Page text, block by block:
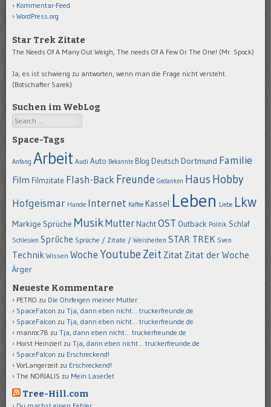
Kommentar-Feed
WordPress.org
Star Trek Zitate
The Needs Of A Many Out Weigh, The needs Of A Few Or The One! (Mr. Spock)
Ja, es ist schwierig zu antworten, wenn man die Frage nicht versteht.
(Botschafter Sarek)
Suchen im WebLog
Search
Space-Tags
Anfang Arbeit Audi Auto Bekannte Blog Deutsch Dortmund Familie
Film Filmzitate Flash-BackFreunde Gedanken Haus Hobby
Hofgeismar Hunde Internet Kaffee Kassel Leben Liebe Lkw
Markige Sprüche MusikMutter NachtOST Outback Politik Schlaf
Schlesien Sprüche Sprüche / Zitate / Weisheiten STAR TREK Sven
Technik Wissen Woche Youtube Zeit Zitat Zitat der Woche
Ärger
Neueste Kommentare
PETRO zu Die Ohrfeigen meiner Mutter
SpaceFalcon zu Tja, dann eben nicht… truckerfreunde.de
SpaceFalcon zu Tja, dann eben nicht… truckerfreunde.de
manroc78 zu Tja, dann eben nicht… truckerfreunde.de
Horst Heinzierl zu Tja, dann eben nicht… truckerfreunde.de
SpaceFalcon zu Erschreckend!
VorLangerzeit zu Erschreckend!
The NORIALIS zu Mein LaserJet
Tree-Hill.com